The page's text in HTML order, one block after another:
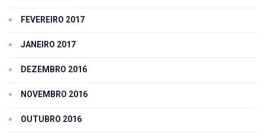
FEVEREIRO 2017
JANEIRO 2017
DEZEMBRO 2016
NOVEMBRO 2016
OUTUBRO 2016